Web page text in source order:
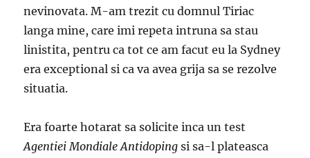
nevinovata. M-am trezit cu domnul Tiriac
langa mine, care imi repeta intruna sa stau
linistita, pentru ca tot ce am facut eu la Sydney
era exceptional si ca va avea grija sa se rezolve
situatia.
Era foarte hotarat sa solicite inca un test
Agentiei Mondiale Antidoping si sa-l plateasca